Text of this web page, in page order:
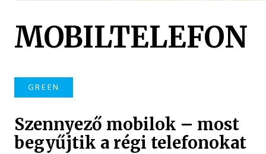
MOBILTELEFON
GREEN
Szennyező mobilok – most
begyűjtik a régi telefonokat